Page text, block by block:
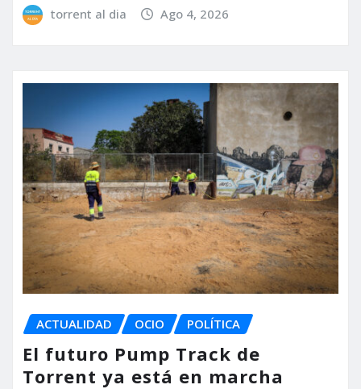
torrent al dia Ago 4, 2026
ACTUALIDAD OCIO POLÍTICA
El futuro Pump Track de
Torrent ya está en marcha